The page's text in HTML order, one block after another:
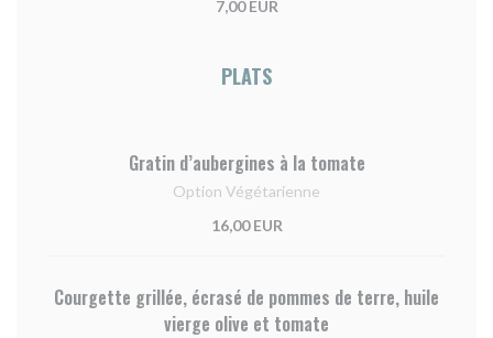
7,00 EUR
PLATS
Gratin d’aubergines à la tomate
Option Végétarienne
16,00 EUR
Courgette grillée, écrasé de pommes de terre, huile
vierge olive et tomate